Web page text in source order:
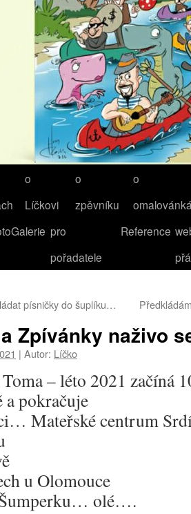
o
Líčkovi
o
zpěvníku
o
pro
pořadatele
Reference
písničky do šuplíku…
Zpívánky naživo
| Autor: Líčko
– léto 2021 začíná
pokračuje
Mateřské centrum
u Olomouce
olé….